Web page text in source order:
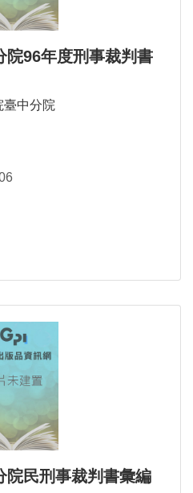
院96年度刑事裁判書
臺中分院
院民刑事裁判書彙編